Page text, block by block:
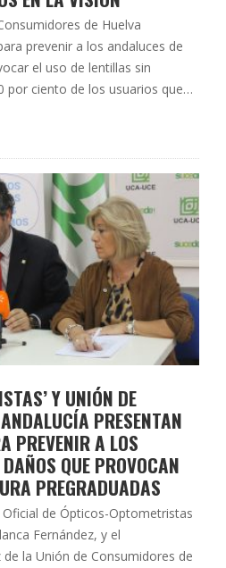
de Huelva
prevenir a los andaluces de
el uso de lentillas sin
por ciento de los usuarios que
Ambos colectivos
Y UNIÓN DE
PRESENTAN
PREVENIR A LOS
QUE PROVOCAN
PREGRADUADAS
de Ópticos-Optometristas
Fernández, y el
la Unión de Consumidores de